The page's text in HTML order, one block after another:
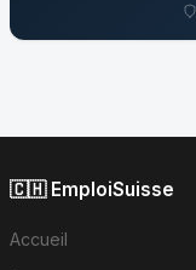
🇨🇭 EmploiSuisse
Accueil